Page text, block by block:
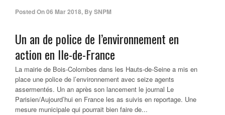
Posted On06 Mar 2018, BySNPM
Un an de police de l’environnement en
action en Ile-de-France
La mairie de Bois-Colombes dans les Hauts-de-Seine a mis en
place une police de l’environnement avec seize agents
assermentés. Un an après son lancement le journal Le
Parisien/Aujourd’hui en France les as suivis en reportage. Une
mesure municipale qui pourrait bien faire de...